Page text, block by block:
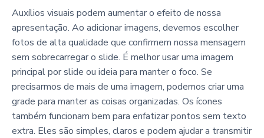
Auxílios visuais podem aumentar o efeito de nossa
apresentação. Ao adicionar imagens, devemos escolher
fotos de alta qualidade que confirmem nossa mensagem
sem sobrecarregar o slide. É melhor usar uma imagem
principal por slide ou ideia para manter o foco. Se
precisarmos de mais de uma imagem, podemos criar uma
grade para manter as coisas organizadas. Os ícones
também funcionam bem para enfatizar pontos sem texto
extra. Eles são simples, claros e podem ajudar a transmitir